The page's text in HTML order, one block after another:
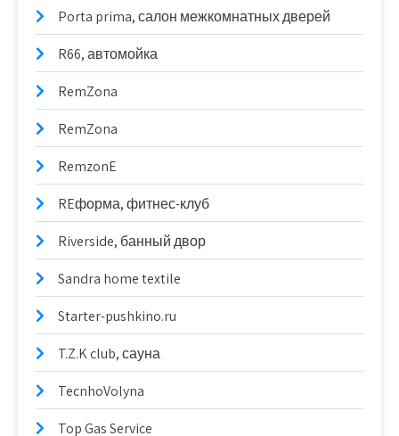
Porta prima, салон межкомнатных дверей
R66, автомойка
RemZona
RemZona
RemzonE
REформа, фитнес-клуб
Riverside, банный двор
Sandra home textile
Starter-pushkino.ru
T.Z.K club, сауна
TecnhoVolyna
Top Gas Service